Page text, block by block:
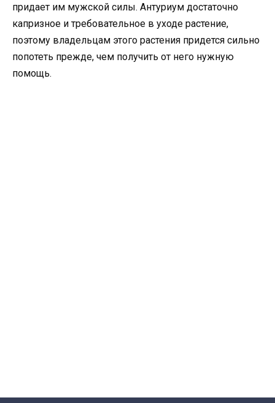
придает им мужской силы. Антуриум достаточно
капризное и требовательное в уходе растение,
поэтому владельцам этого растения придется сильно
попотеть прежде, чем получить от него нужную
помощь.